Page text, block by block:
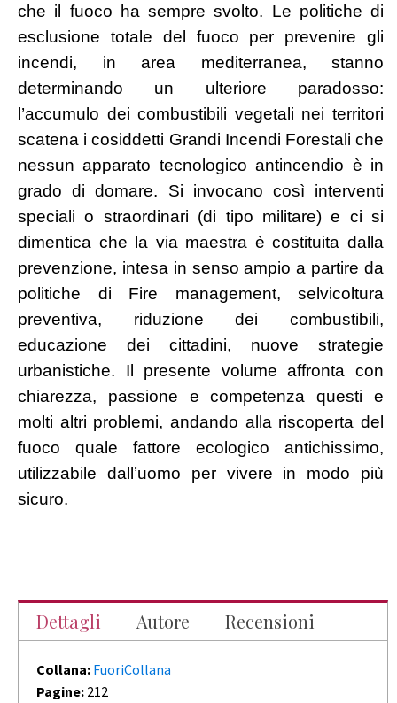
che il fuoco ha sempre svolto. Le politiche di
esclusione totale del fuoco per prevenire gli
incendi, in area mediterranea, stanno
determinando un ulteriore paradosso:
l’accumulo dei combustibili vegetali nei territori
scatena i cosiddetti Grandi Incendi Forestali che
nessun apparato tecnologico antincendio è in
grado di domare. Si invocano così interventi
speciali o straordinari (di tipo militare) e ci si
dimentica che la via maestra è costituita dalla
prevenzione, intesa in senso ampio a partire da
politiche di Fire management, selvicoltura
preventiva, riduzione dei combustibili,
educazione dei cittadini, nuove strategie
urbanistiche. Il presente volume affronta con
chiarezza, passione e competenza questi e
molti altri problemi, andando alla riscoperta del
fuoco quale fattore ecologico antichissimo,
utilizzabile dall’uomo per vivere in modo più
sicuro.
Dettagli Autore Recensioni
Collana: FuoriCollana
Pagine: 212